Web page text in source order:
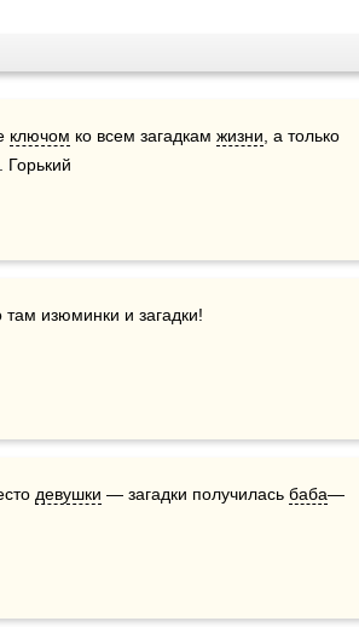
ключом ко всем загадкам жизни , а только
Горький
там изюминки и загадки!
девушки — загадки получилась баба—